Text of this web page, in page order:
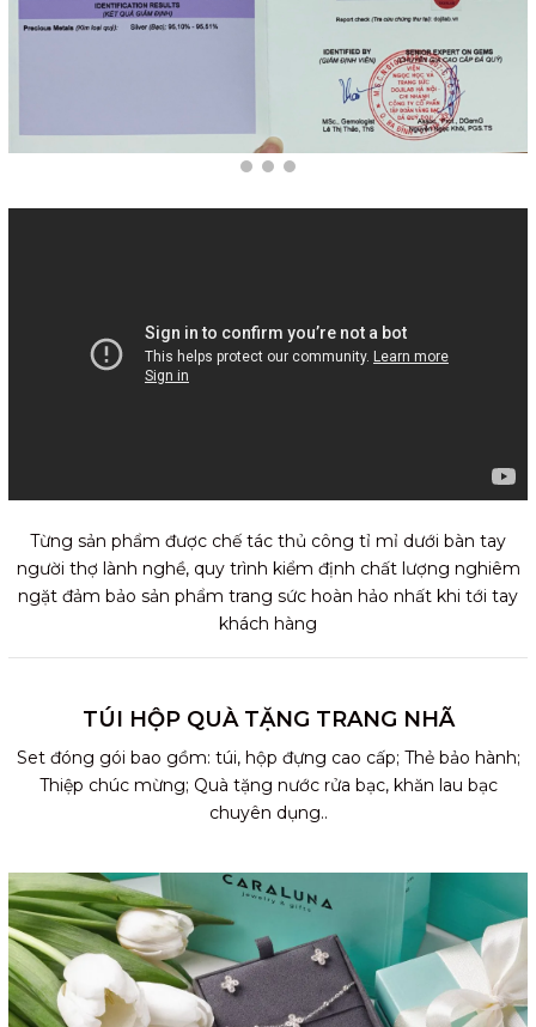
Từng sản phẩm được chế tác thủ công tỉ mỉ dưới bàn tay
người thợ lành nghề, quy trình kiểm định chất lượng nghiêm
ngặt đảm bảo sản phẩm trang sức hoàn hảo nhất khi tới tay
khách hàng
TÚI HỘP QUÀ TẶNG TRANG NHÃ
Set đóng gói bao gồm: túi, hộp đựng cao cấp; Thẻ bảo hành;
Thiệp chúc mừng; Quà tặng nước rửa bạc, khăn lau bạc
chuyên dụng..